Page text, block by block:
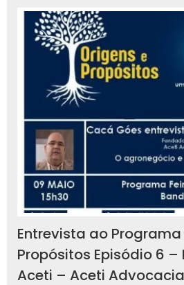
Entrevista ao Programa
Propósitos Episódio 6 –
Aceti – Aceti Advocacia